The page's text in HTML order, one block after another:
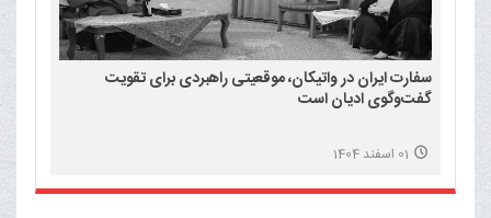
سفارت ایران در واتیکان، موقعیتی راهبردی برای تقویت
گفت‌وگوی ادیان است
01 اسفند 1404